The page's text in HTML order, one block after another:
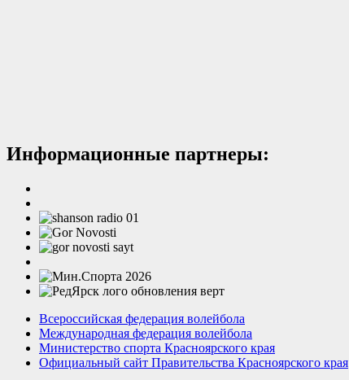
Информационные партнеры:
Всероссийская федерация волейбола
Международная федерация волейбола
Министерство спорта Красноярского края
Официальный сайт Правительства Красноярского края